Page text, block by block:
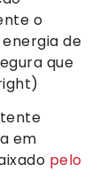
o
de
que
em
pelo